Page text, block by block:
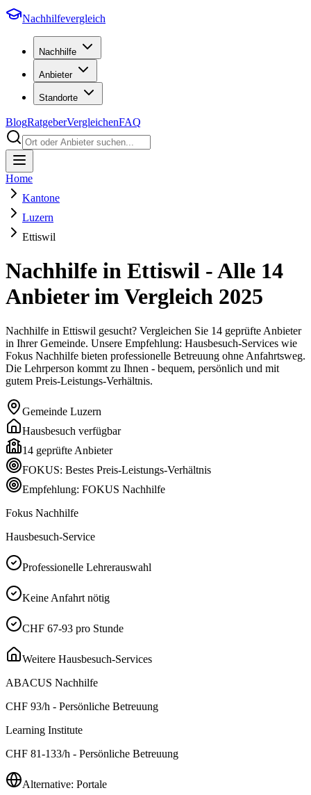
Nachhilfevergleich
Nachhilfe
Anbieter
Standorte
BlogRatgeberVergleichenFAQ
Home
Kantone
Luzern
Ettiswil
Nachhilfe in Ettiswil - Alle 14
Anbieter im Vergleich 2025
Nachhilfe in Ettiswil gesucht? Vergleichen Sie 14 geprüfte Anbieter
in Ihrer Gemeinde. Unsere Empfehlung: Hausbesuch-Services wie
Fokus Nachhilfe bieten professionelle Betreuung ohne Anfahrtsweg.
Die Lehrperson kommt zu Ihnen - bequem, persönlich und mit
gutem Preis-Leistungs-Verhältnis.
Gemeinde Luzern
Hausbesuch verfügbar
14 geprüfte Anbieter
FOKUS: Bestes Preis-Leistungs-Verhältnis
Empfehlung: FOKUS Nachhilfe
Fokus Nachhilfe
Hausbesuch-Service
Professionelle Lehrerauswahl
Keine Anfahrt nötig
CHF 67-93 pro Stunde
Weitere Hausbesuch-Services
ABACUS Nachhilfe
CHF 93/h - Persönliche Betreuung
Learning Institute
CHF 81-133/h - Persönliche Betreuung
Alternative: Portale